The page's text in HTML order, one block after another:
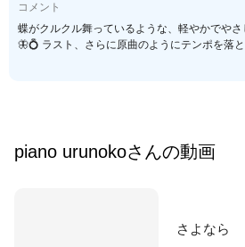
コメント
蝶がクルクル舞っているような、軽やかでや
🦋💍 ラスト、さらに原曲のようにテンポを落
piano urunokoさんの動画
さよなら